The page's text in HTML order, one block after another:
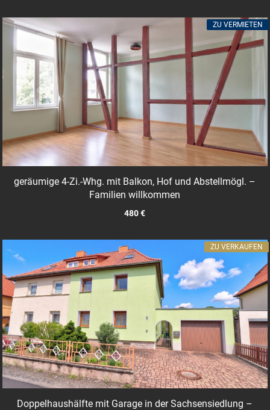
geräumige 4-Zi.-Whg. mit Balkon, Hof und Abstellmögl. –
Familien willkommen
480 €
ZU VERMIETEN
Doppelhaushälfte mit Garage in der Sachsensiedlung –
ZU VERKAUFEN